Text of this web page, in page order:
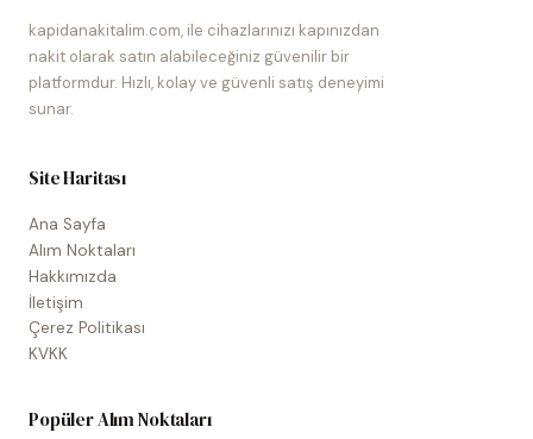
kapidanakitalim.com, ile cihazlarınızı kapınızdan
nakit olarak satın alabileceğiniz güvenilir bir
platformdur. Hızlı, kolay ve güvenli satış deneyimi
sunar.
Site Haritası
Ana Sayfa
Alım Noktaları
Hakkımızda
İletişim
Çerez Politikası
KVKK
Popüler Alım Noktaları